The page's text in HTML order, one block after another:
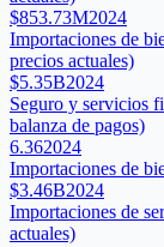
$853.73M2024
Importaciones de
precios actuales)
$5.35B2024
Seguro y servicios
balanza de pagos)
6.362024
Importaciones de
$3.46B2024
Importaciones de
actuales)